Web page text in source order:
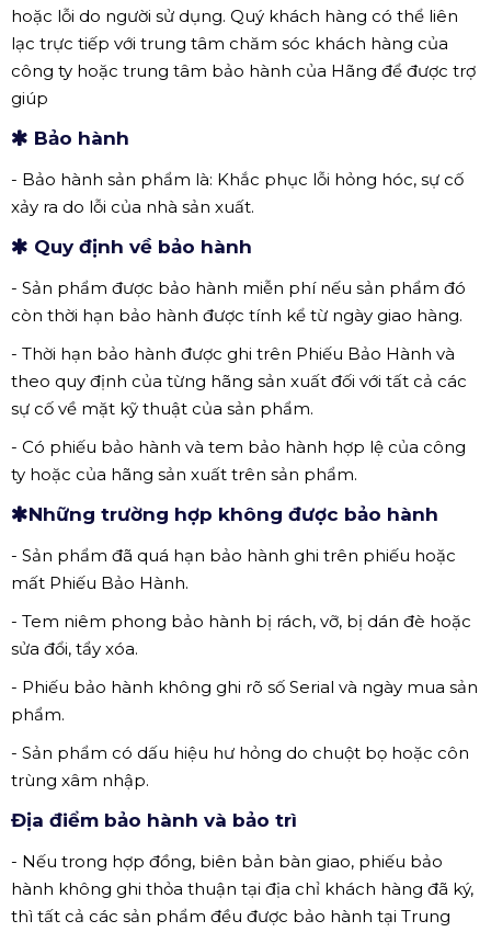
hoặc lỗi do người sử dụng. Quý khách hàng có thể liên
lạc trực tiếp với trung tâm chăm sóc khách hàng của
công ty hoặc trung tâm bảo hành của Hãng để được trợ
giúp
Bảo hành
- Bảo hành sản phẩm là: Khắc phục lỗi hỏng hóc, sự cố
xảy ra do lỗi của nhà sản xuất.
Quy định về bảo hành
- Sản phẩm được bảo hành miễn phí nếu sản phẩm đó
còn thời hạn bảo hành được tính kể từ ngày giao hàng.
- Thời hạn bảo hành được ghi trên Phiếu Bảo Hành và
theo quy định của từng hãng sản xuất đối với tất cả các
sự cố về mặt kỹ thuật của sản phẩm.
- Có phiếu bảo hành và tem bảo hành hợp lệ của công
ty hoặc của hãng sản xuất trên sản phẩm.
Những trường hợp không được bảo hành
- Sản phẩm đã quá hạn bảo hành ghi trên phiếu hoặc
mất Phiếu Bảo Hành.
- Tem niêm phong bảo hành bị rách, vỡ, bị dán đè hoặc
sửa đổi, tẩy xóa.
- Phiếu bảo hành không ghi rõ số Serial và ngày mua sản
phẩm.
- Sản phẩm có dấu hiệu hư hỏng do chuột bọ hoặc côn
trùng xâm nhập.
Địa điểm bảo hành và bảo trì
- Nếu trong hợp đồng, biên bản bàn giao, phiếu bảo
hành không ghi thỏa thuận tại địa chỉ khách hàng đã ký,
thì tất cả các sản phẩm đều được bảo hành tại Trung